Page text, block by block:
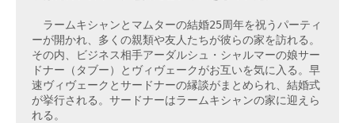
ラームキシャンとマムターの結婚25周年を祝うパーティ
ーが開かれ、多くの親類や友人たちが彼らの家を訪れる。
その内、ビジネス相手アーダルシュ・シャルマーの娘サー
ドナー（タブー）とヴィヴェークがお互いを気に入る。早
速ヴィヴェークとサードナーの縁談がまとめられ、結婚式
が挙行される。サードナーはラームキシャンの家に迎えら
れる。